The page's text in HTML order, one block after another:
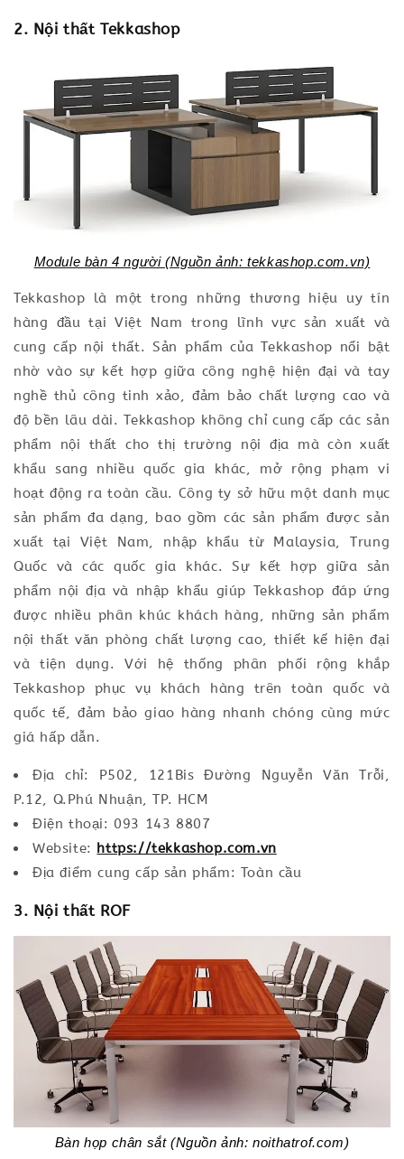
2. Nội thất Tekkashop
Module bàn 4 người (Nguồn ảnh: tekkashop.com.vn)
Tekkashop là một trong những thương hiệu uy tín
hàng đầu tại Việt Nam trong lĩnh vực sản xuất và
cung cấp nội thất. Sản phẩm của Tekkashop nổi bật
nhờ vào sự kết hợp giữa công nghệ hiện đại và tay
nghề thủ công tinh xảo, đảm bảo chất lượng cao và
độ bền lâu dài. Tekkashop không chỉ cung cấp các sản
phẩm nội thất cho thị trường nội địa mà còn xuất
khẩu sang nhiều quốc gia khác, mở rộng phạm vi
hoạt động ra toàn cầu. Công ty sở hữu một danh mục
sản phẩm đa dạng, bao gồm các sản phẩm được sản
xuất tại Việt Nam, nhập khẩu từ Malaysia, Trung
Quốc và các quốc gia khác. Sự kết hợp giữa sản
phẩm nội địa và nhập khẩu giúp Tekkashop đáp ứng
được nhiều phân khúc khách hàng, những sản phẩm
nội thất văn phòng chất lượng cao, thiết kế hiện đại
và tiện dụng. Với hệ thống phân phối rộng khắp
Tekkashop phục vụ khách hàng trên toàn quốc và
quốc tế, đảm bảo giao hàng nhanh chóng cùng mức
giá hấp dẫn.
Địa chỉ: P502, 121Bis Đường Nguyễn Văn Trỗi,
P.12, Q.Phú Nhuận, TP. HCM
Điện thoại: 093 143 8807
Website: https://tekkashop.com.vn
Địa điểm cung cấp sản phẩm: Toàn cầu
3. Nội thất ROF
Bàn họp chân sắt (Nguồn ảnh: noithatrof.com)